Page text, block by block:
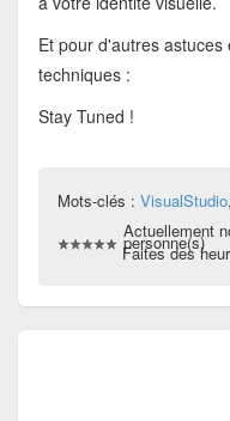
Et pour d'autres
techniques :
Stay Tuned !
Mots-clés : VisualStudio,
Actuellement
personne(s)
Faites des